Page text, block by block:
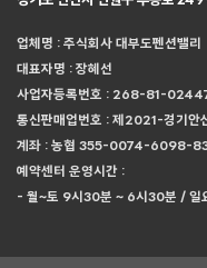
업체명 : 주식회사 대부도펜션밸리
대표자명 : 장혜선
사업자등록번호 : 268-81-
통신판매업번호 : 제2021-경기
계좌 : 농협 355-0074-6098-83
예약센터 운영시간 :
- 월~토 9시30분 ~ 6시30분 / 일